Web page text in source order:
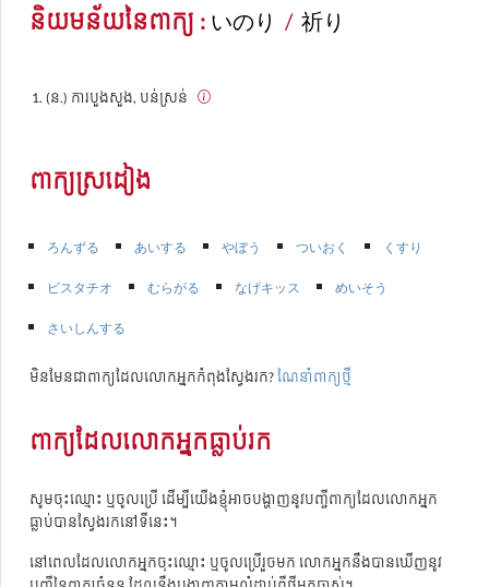
និយមន័យនៃពាក្យ :いのり / 祈り
(ន.) ការបួងសួង, បន់ស្រន់
ពាក្យស្រដៀង
ろんずる あいする やぼう ついおく
くすり
ピスタチオ
むらがる なげキッス
めいそう
さいしんする
មិនមែនជាពាក្យដែលលោកអ្នកកំពុងស្វែងរក?ណែនាំពាក្យថ្មី
ពាក្យដែលលោកអ្នកធ្លាប់រក
សូមចុះឈ្មោះ ឬចូលប្រើ ដើម្បីយើងខ្ញុំអាចបង្ហាញនូវបញ្ជីពាក្យដែលលោកអ្នក
ធ្លាប់បានស្វែងរកនៅទីនេះ។
នៅពេលដែលលោកអ្នកចុះឈ្មោះ ឬចូលប្រើរួចមក លោកអ្នកនឹងបានឃើញនូវ